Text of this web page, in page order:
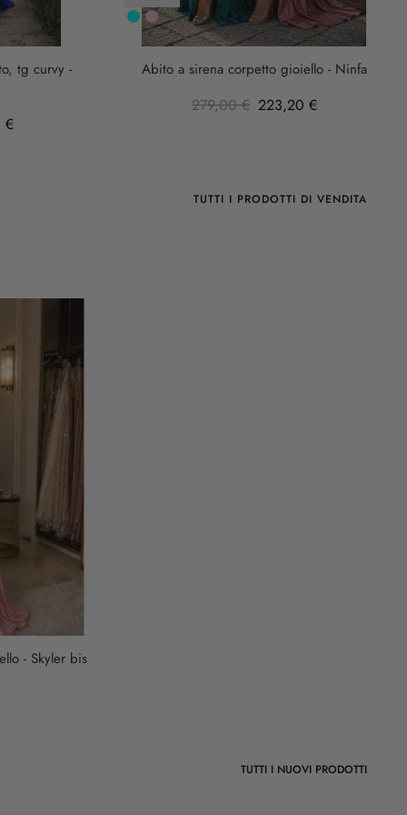
tg curvy -
€
Turchese
rosa
anticha
Abito a sirena corpetto gioiello - Ninfa
279,00 € 223,20 €
TUTTI I PRODOTTI DI VENDITA
- Skyler bis
TUTTI I NUOVI PRODOTTI